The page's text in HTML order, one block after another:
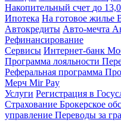
Накопительный счет до
Ипотека На готовое жилье
Автокредиты Авто-мечта
Рефинансирование
Сервисы Интернет-банк
Программа лояльности
Реферальная программа
Мерч Mir Pay
Услуги Регистрация в
Страхование Брокерское
управление Переводы за